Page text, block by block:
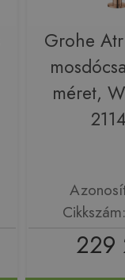
Grohe
méret,
229